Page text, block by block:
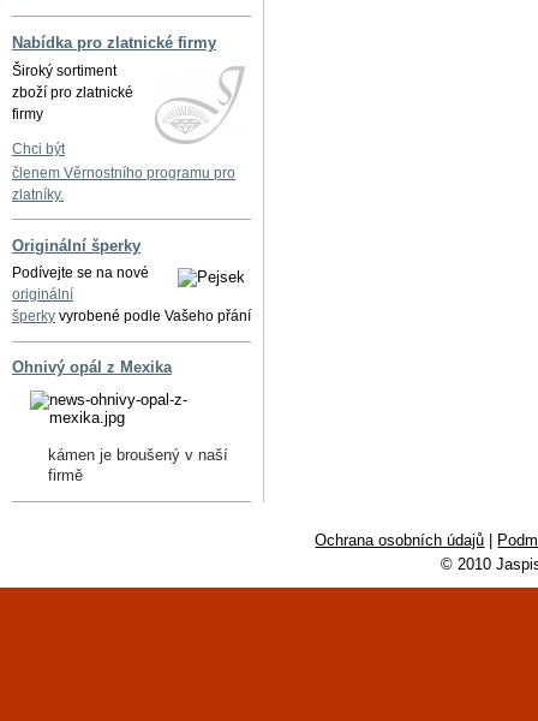
Nabídka pro zlatnické firmy
Široký sortiment
zboží pro zlatnické
firmy
Chci být
členem Věrnostního programu pro
zlatníky.
Originální šperky
Podívejte se na nové
originální
šperky vyrobené podle Vašeho přání
Ohnivý opál z Mexika
kámen je broušený v naší
firmě
Ochrana osobních údajů
© 2010